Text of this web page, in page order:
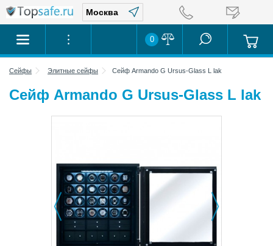
0
Сейфы Элитные сейфы Сейф Armando G Ursus-Glass L lak
Сейф Armando G Ursus-Glass L lak